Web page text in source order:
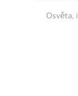
Osvěta,